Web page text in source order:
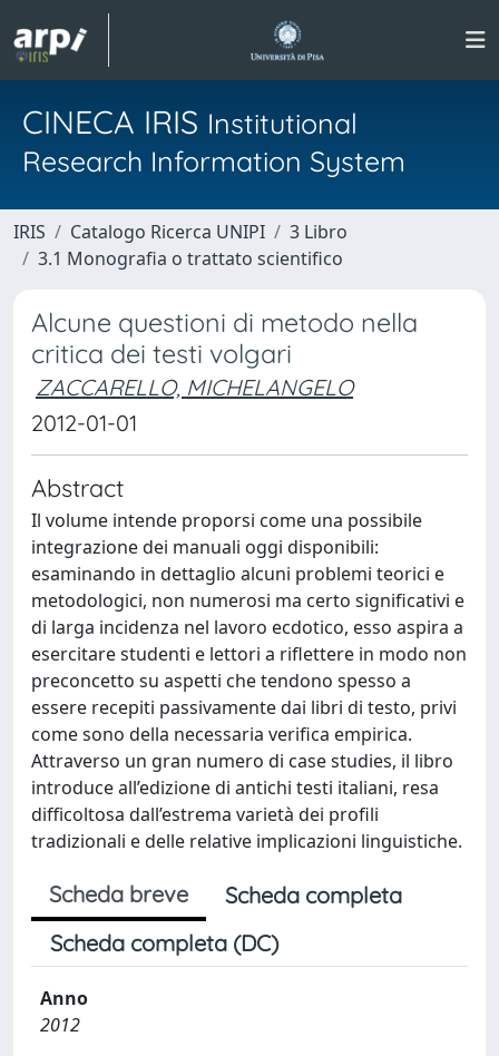
CINECA IRIS Institutional
Research Information System
IRIS Catalogo Ricerca UNIPI
3 Libro
3.1 Monografia o trattato scientifico
Alcune questioni di metodo nella
critica dei testi volgari
ZACCARELLO, MICHELANGELO
2012-01-01
Abstract
Il volume intende proporsi come una possibile
integrazione dei manuali oggi disponibili:
esaminando in dettaglio alcuni problemi teorici e
metodologici, non numerosi ma certo significativi e
di larga incidenza nel lavoro ecdotico, esso aspira a
esercitare studenti e lettori a riflettere in modo non
preconcetto su aspetti che tendono spesso a
essere recepiti passivamente dai libri di testo, privi
come sono della necessaria verifica empirica.
Attraverso un gran numero di case studies, il libro
introduce all’edizione di antichi testi italiani, resa
difficoltosa dall’estrema varietà dei profili
tradizionali e delle relative implicazioni linguistiche.
Scheda breve
Scheda completa
Scheda completa (DC)
Anno
2012